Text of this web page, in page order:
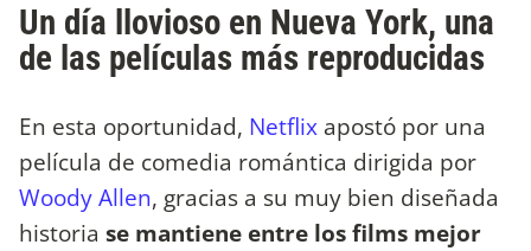
Un día llovioso en Nueva York, una
de las películas más reproducidas
En esta oportunidad, Netflix apostó por una
película de comedia romántica dirigida por
Woody Allen, gracias a su muy bien diseñada
historia se mantiene entre los films mejor